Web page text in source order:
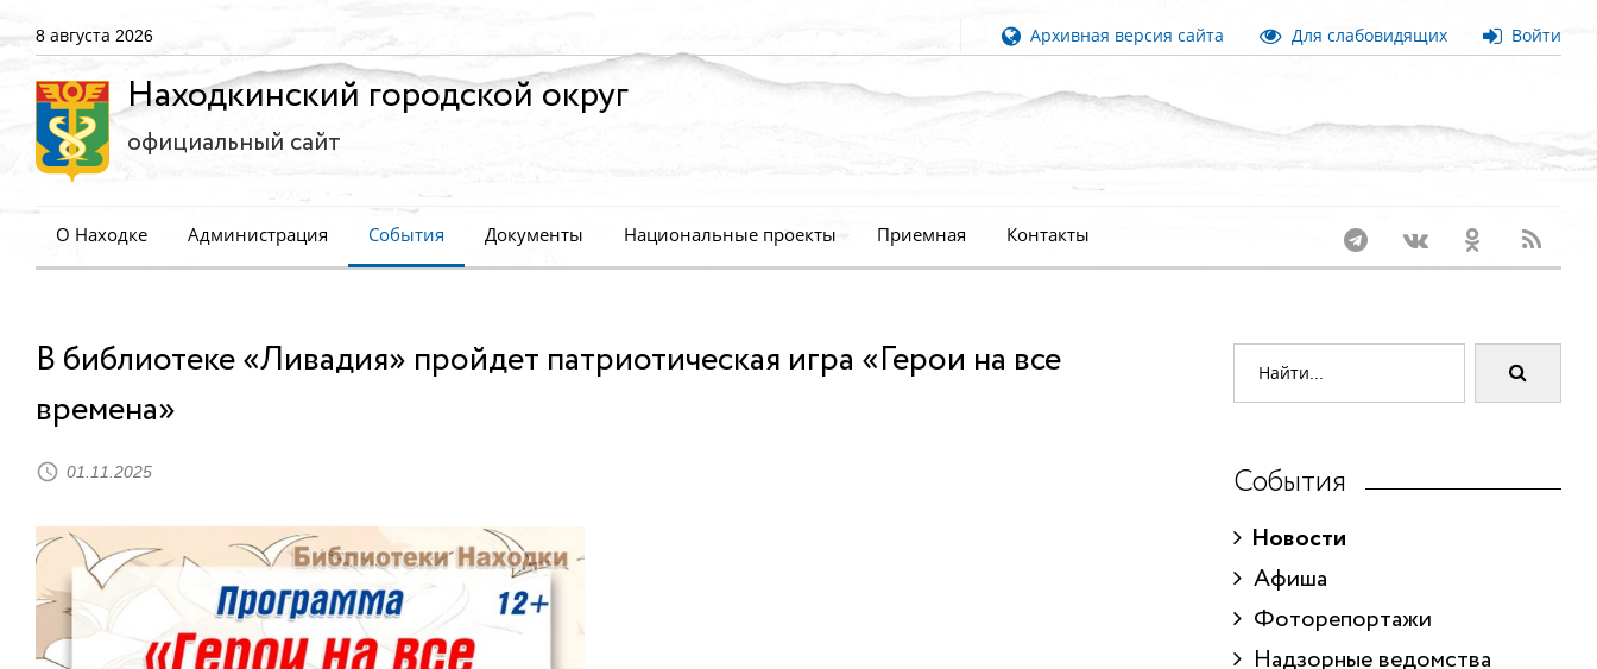
8 августа 2026 Архивная версия сайта Для слабовидящих Войти
Находкинский городской округ
официальный сайт
О Находке Администрация События Документы Национальные проекты Приемная Контакты
В библиотеке «Ливадия» пройдет патриотическая игра «Герои на все
времена»
01.11.2025 События
Новости
Афиша
Фоторепортажи
Надзорные ведомства